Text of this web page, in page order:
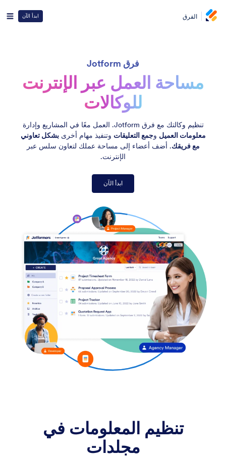
الفرق ابدأ الآن
فرق Jotform
مساحة العمل عبر الإنترنت
للوكالات
تنظيم وكالتك مع فرق Jotform. العمل معًا في المشاريع وإدارة
معلومات العميل وجمع التعليقات وتنفيذ مهام أخرىبشكل تعاوني
مع فريقك. أضف أعضاء إلى مساحة عملك لتعاون سلس عبر
الإنترنت.
ابدأ الآن
تنظيم المعلومات في
مجلدات